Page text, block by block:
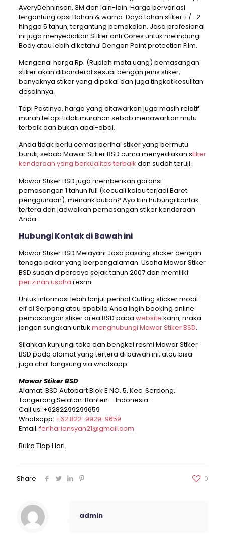
AveryDenninson, 3M dan lain-lain. Harga bervariasi
tergantung opsi Bahan & warna. Daya tahan stiker +/- 2
hingga 5 tahun, tergantung pemakaian. Jasa profesional
ini juga menyediakan Stiker anti Gores untuk melindungi
Body atau lebih diketahui Dengan Paint protection Film.
Mengenai harga Rp. (Rupiah mata uang) pemasangan
stiker akan dibanderol sesuai dengan jenis stiker,
banyaknya stiker yang dipakai dan juga tingkat kesulitan
desainnya.
Tapi Pastinya, harga yang ditawarkan juga masih relatif
murah tetapi tidak murahan sebab menawarkan mutu
terbaik dan bukan abal-abal.
Anda tidak perlu cemas perihal stiker yang bermutu
buruk, sebab Mawar Stiker BSD cuma menyediakan stiker
kendaraan yang berkualitas terbaik dan sudah teruji.
Mawar Stiker BSD juga memberikan garansi
pemasangan 1 tahun full (kecuali kalau terjadi Baret
penggunaan). menarik bukan? Ayo kini hubungi kontak
tertera dan jadwalkan pemasangan stiker kendaraan
Anda.
Hubungi Kontak di Bawah ini
Mawar Stiker BSD Melayani Jasa pasang sticker dengan
tenaga pakar yang berpengalaman. Usaha Mawar Stiker
BSD sudah dipercaya sejak tahun 2007 dan memiliki
perizinan usaha resmi.
Untuk informasi lebih lanjut perihal Cutting sticker mobil
elf di Serpong atau apabila Anda ingin booking online
pemasangan stiker area BSD pada website kami, maka
jangan sungkan untuk menghubungi Mawar Stiker BSD.
Silahkan kunjungi toko dan bengkel resmi Mawar Stiker
BSD pada alamat yang tertera di bawah ini, atau bisa
juga chat langsung via whatsapp.
Mawar Stiker BSD
Alamat: BSD Autopart Blok E NO. 5, Kec. Serpong,
Tangerang Selatan. Banten – Indonesia.
Call us: +6282299299659
Whatsapp: +62 822-9929-9659
Email: ferihariansyah21@gmail.com
Buka Tiap Hari.
Share 0
admin